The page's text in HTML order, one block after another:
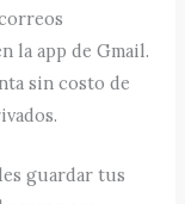
la app de Gmail.
sin costo de
guardar tus